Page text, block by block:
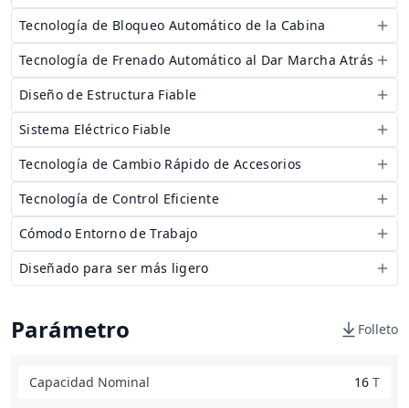
Tecnología de Bloqueo Automático de la Cabina
Tecnología de Frenado Automático al Dar Marcha Atrás
Diseño de Estructura Fiable
Sistema Eléctrico Fiable
Tecnología de Cambio Rápido de Accesorios
Tecnología de Control Eficiente
Cómodo Entorno de Trabajo
Diseñado para ser más ligero
Parámetro Folleto
Capacidad Nominal 16 T